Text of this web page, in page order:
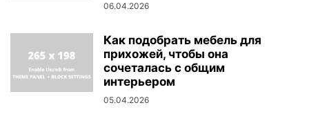
06.04.2026
Как подобрать мебель для
прихожей, чтобы она
сочеталась с общим
интерьером
05.04.2026